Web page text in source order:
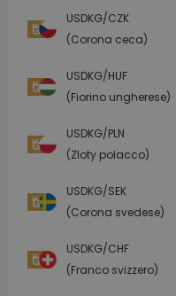
USDKG/CZK
(Corona ceca)
USDKG/HUF
(Fiorino ungherese)
USDKG/PLN
(Zloty polacco)
USDKG/SEK
(Corona svedese)
USDKG/CHF
(Franco svizzero)